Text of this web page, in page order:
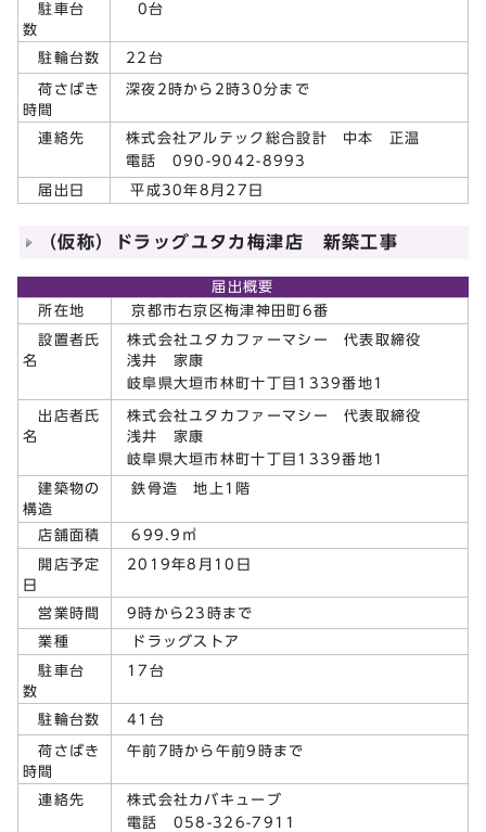
駐車台
数
0台
駐輪台数 22台
荷さばき
時間
深夜2時から2時30分まで
連絡先
株式会社アルテック総合設計 中本 正温
電話 090-9042-8993
届出日 平成30年8月27日
（仮称）ドラッグユタカ梅津店 新築工事
届出概要
所在地
京都市右京区梅津神田町6番
設置者氏
名
株式会社ユタカファーマシー 代表取締役
浅井 家康
岐阜県大垣市林町十丁目1339番地1
出店者氏
名
株式会社ユタカファーマシー 代表取締役
浅井 家康
岐阜県大垣市林町十丁目1339番地1
建築物の
構造
鉄骨造 地上1階
店舗面積 699.9㎡
開店予定
日
2019年8月10日
営業時間 9時から23時まで
業種 ドラッグストア
駐車台
数
17台
駐輪台数 41台
荷さばき
時間
午前7時から午前9時まで
連絡先
株式会社カバキューブ
電話 058-326-7911